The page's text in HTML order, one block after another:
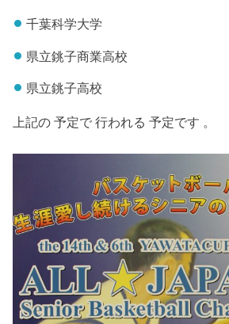
千葉科学大学
県立銚子商業高校
県立銚子高校
上記の 予定で 行われる 予定です 。